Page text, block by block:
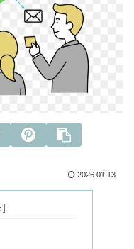
2026.01.13